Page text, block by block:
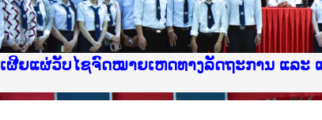
ເຜີຍແຜ່ວັບໄຊຈົດໝາຍເຫດທາງລັດຖະການ ແລ